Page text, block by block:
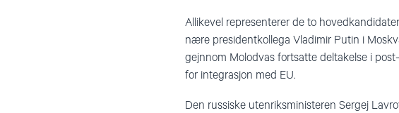
Allikevel representerer de to
nære presidentkollega Vladimir Putin i
gejnnom Molodvas fortsatte deltakelse i
for integrasjon med EU.
Den russiske utenriksministeren Sergej